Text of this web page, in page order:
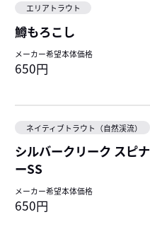
エリアトラウト
鱒もろこし
メーカー希望本体価格
650円
ネイティブトラウト（自然渓流）
シルバークリーク スピナ
ーSS
メーカー希望本体価格
650円